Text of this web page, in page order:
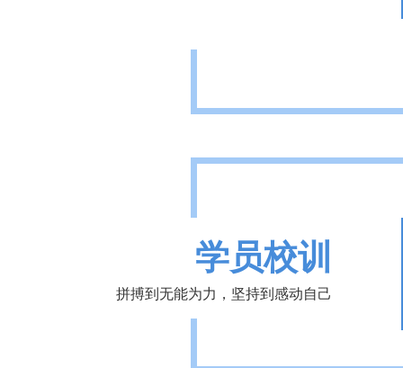
学员校训
拼搏到无能为力，坚持到感动自己